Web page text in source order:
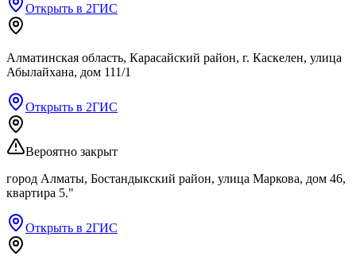
Открыть в 2ГИС
Алматинская область, Карасайский район, г. Каскелен, улица
Абылайхана, дом 111/1
Открыть в 2ГИС
Вероятно закрыт
город Алматы, Бостандыкский район, улица Маркова, дом 46,
квартира 5."
Открыть в 2ГИС